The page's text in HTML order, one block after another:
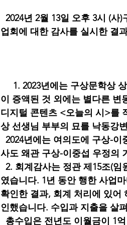
2024년 2월 13일 오후 3시 (사
업회에 대한 감사를 실시한 결
1. 2023년에는 구상문학상
이 증액된 것 외에는 별다른 변
디지털 콘텐츠 <오늘의 시>를
상 선생님 부부의 묘를 낙동강
2024년에는 여의도에 구상-
사도 왜관 구상-이중섭 우정의
2. 회계감사는 정관 제15조(
였습니다. 1년 동안 행한 사업
확인한 결과, 회계 처리에 있어
인했습니다. 수입과 지출을 살
총수입은 전년도 이월금이 1